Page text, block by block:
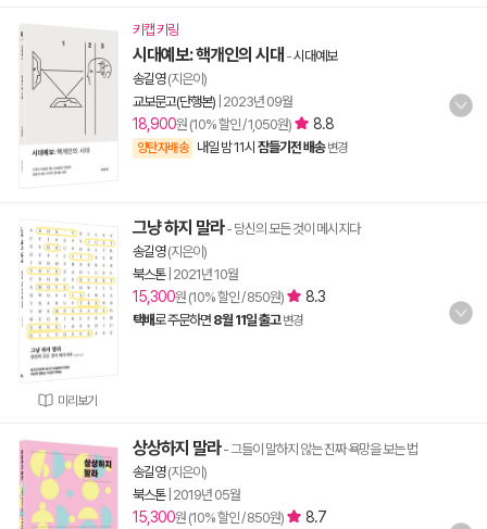
키캡 키링
시대예보: 핵개인의 시대 -시대예보
송길영(지은이)
교보문고(단행본) 2023년 09월
18,900원 (10% 할인 / 1,050원) 8.8
양탄자배송 내일 밤 11시 잠들기전 배송 변경
미리보기
그냥 하지 말라- 당신의 모든 것이 메시지다
송길영(지은이)
북스톤| 2021년 10월
15,300원 (10% 할인 / 850원) 8.3
택배로 주문하면 8월 11일 출고 변경
상상하지 말라- 그들이 말하지 않는 진짜 욕망을 보는 법
송길영(지은이)
북스톤| 2019년 05월
15,300원 (10% 할인 / 850원) 8.7